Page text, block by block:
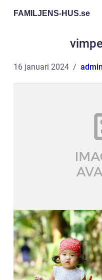
FAMILJENS-HUS.se
16 januari 2024 admin